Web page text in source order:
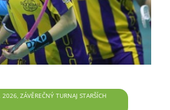
ZÁVĚREČNÝ TURNAJ STARŠÍCH